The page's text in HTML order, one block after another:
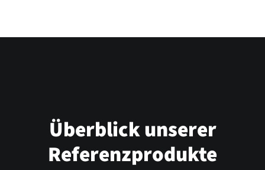
Überblick unserer
Referenzprodukte